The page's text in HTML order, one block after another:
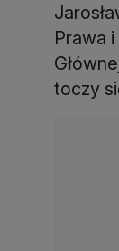
Prawa
toczy